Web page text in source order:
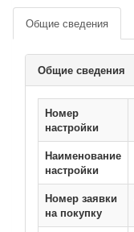
Общие сведения
Общие сведения
Номер
настройки
Наименование
настройки
Номер заявки
на покупку